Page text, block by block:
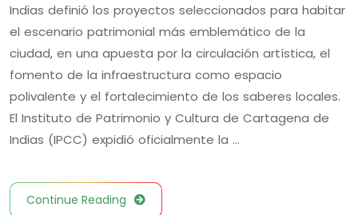
Indias definió los proyectos seleccionados para habitar
el escenario patrimonial más emblemático de la
ciudad, en una apuesta por la circulación artística, el
fomento de la infraestructura como espacio
polivalente y el fortalecimiento de los saberes locales.
El Instituto de Patrimonio y Cultura de Cartagena de
Indias (IPCC) expidió oficialmente la …
Continue Reading